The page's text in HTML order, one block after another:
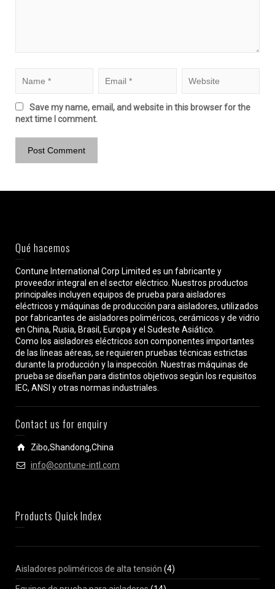
Save my name, email, and website in this browser for the
next time I comment.
Qué hacemos
Contune International Corp Limited es un fabricante y
proveedor integral en el sector eléctrico. Nuestros productos
principales incluyen equipos de prueba para aisladores
eléctricos y máquinas de producción para aisladores, utilizados
por fabricantes de aisladores poliméricos, cerámicos y de vidrio
en China, Rusia, Brasil, Europa y el Sudeste Asiático.
Como los aisladores eléctricos son componentes importantes
de las líneas aéreas, se requieren pruebas técnicas estrictas
durante la producción y la inspección. Nuestras máquinas de
prueba se diseñan para distintos objetivos según los requisitos
IEC, ANSI y otras normas industriales.
Contact us for enquiry
Zibo,Shandong,China
info@contune-intl.com
Products Quick Index
Aisladores poliméricos de alta tensión (4)